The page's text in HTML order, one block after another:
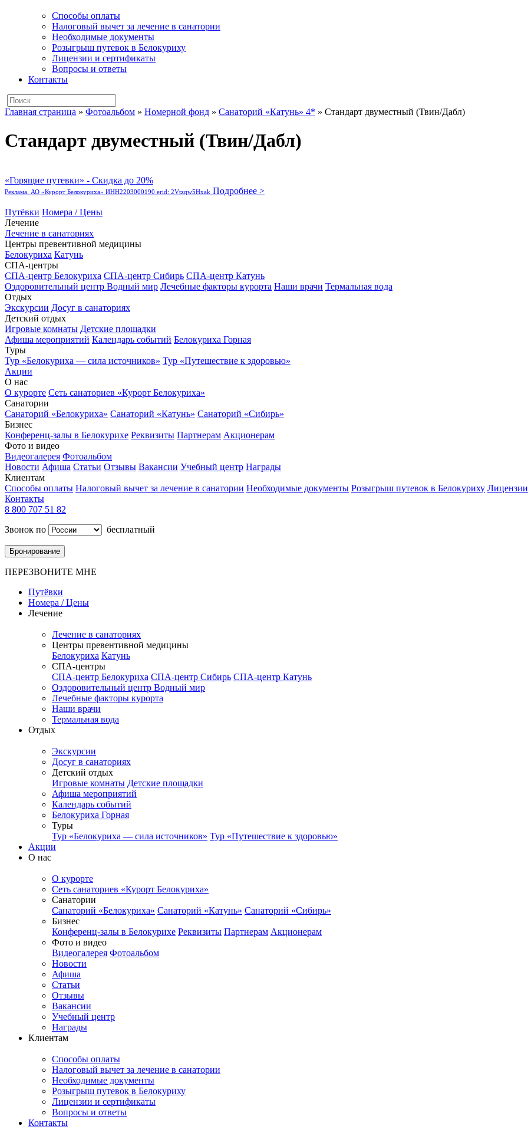
Способы оплаты
Налоговый вычет за лечение в санатории
Необходимые документы
Розыгрыш путевок в Белокуриху
Лицензии и сертификаты
Вопросы и ответы
Контакты
Главная страница » Фотоальбом » Номерной фонд » Санаторий «Катунь» 4* » Стандарт двуместный (Твин/Дабл)
Стандарт двуместный (Твин/Дабл)
«Горящие путевки» - Скидка до 20%
Реклама. АО «Курорт Белокуриха» ИНН2203000190 erid: 2Vtzqw5Hxak Подробнее >
Путёвки Номера / Цены
Лечение
Лечение в санаториях
Центры превентивной медицины
Белокуриха Катунь
СПА-центры
СПА-центр Белокуриха СПА-центр Сибирь СПА-центр Катунь
Оздоровительный центр Водный мир Лечебные факторы курорта Наши врачи Термальная вода
Отдых
Экскурсии Досуг в санаториях
Детский отдых
Игровые комнаты Детские площадки
Афиша мероприятий Календарь событий Белокуриха Горная
Туры
Тур «Белокуриха — сила источников» Тур «Путешествие к здоровью»
Акции
О нас
О курорте Сеть санаториев «Курорт Белокуриха»
Санатории
Санаторий «Белокуриха» Санаторий «Катунь» Санаторий «Сибирь»
Бизнес
Конференц-залы в Белокурихе Реквизиты Партнерам Акционерам
Фото и видео
Видеогалерея Фотоальбом
Новости Афиша Статьи Отзывы Вакансии Учебный центр Награды
Клиентам
Способы оплаты Налоговый вычет за лечение в санатории Необходимые документы Розыгрыш путевок в Белокуриху
Контакты
8 800 707 51 82
Звонок по
бесплатный
Бронирование
ПЕРЕЗВОНИТЕ МНЕ
Путёвки
Номера / Цены
Лечение
Лечение в санаториях
Центры превентивной медицины
Белокуриха Катунь
СПА-центры
СПА-центр Белокуриха СПА-центр Сибирь СПА-центр Катунь
Оздоровительный центр Водный мир
Лечебные факторы курорта
Наши врачи
Термальная вода
Отдых
Экскурсии
Досуг в санаториях
Детский отдых
Игровые комнаты Детские площадки
Афиша мероприятий
Календарь событий
Белокуриха Горная
Туры
Тур «Белокуриха — сила источников» Тур «Путешествие к здоровью»
Акции
О нас
О курорте
Сеть санаториев «Курорт Белокуриха»
Санатории
Санаторий «Белокуриха» Санаторий «Катунь» Санаторий «Сибирь»
Бизнес
Конференц-залы в Белокурихе Реквизиты Партнерам Акционерам
Фото и видео
Видеогалерея Фотоальбом
Новости
Афиша
Статьи
Отзывы
Вакансии
Учебный центр
Награды
Клиентам
Способы оплаты
Налоговый вычет за лечение в санатории
Необходимые документы
Розыгрыш путевок в Белокуриху
Лицензии и сертификаты
Вопросы и ответы
Контакты